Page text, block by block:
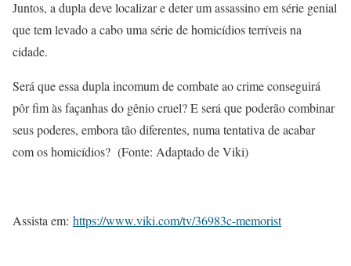
Juntos, a dupla deve localizar e deter um assassino em série genial
que tem levado a cabo uma série de homicídios terríveis na
cidade.
Será que essa dupla incomum de combate ao crime conseguirá
pôr fim às façanhas do gênio cruel? E será que poderão combinar
seus poderes, embora tão diferentes, numa tentativa de acabar
com os homicídios? (Fonte: Adaptado de Viki)
Assista em: https://www.viki.com/tv/36983c-memorist